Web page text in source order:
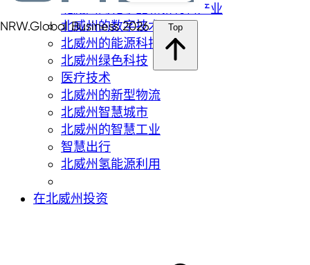
北威州的化学品和新材料产业
北威州的数字技术
北威州的能源科技
北威州绿色科技
医疗技术
北威州的新型物流
北威州智慧城市
北威州的智慧工业
智慧出行
北威州氢能源利用
在北威州投资
NRW.Global Business 2026 Top